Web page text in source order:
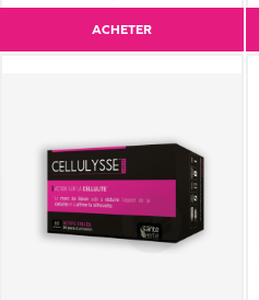
ACHETER